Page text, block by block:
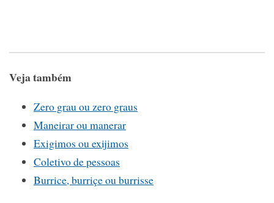
Veja também
Zero grau ou zero graus
Maneirar ou manerar
Exigimos ou exijimos
Coletivo de pessoas
Burrice, burriçe ou burrisse